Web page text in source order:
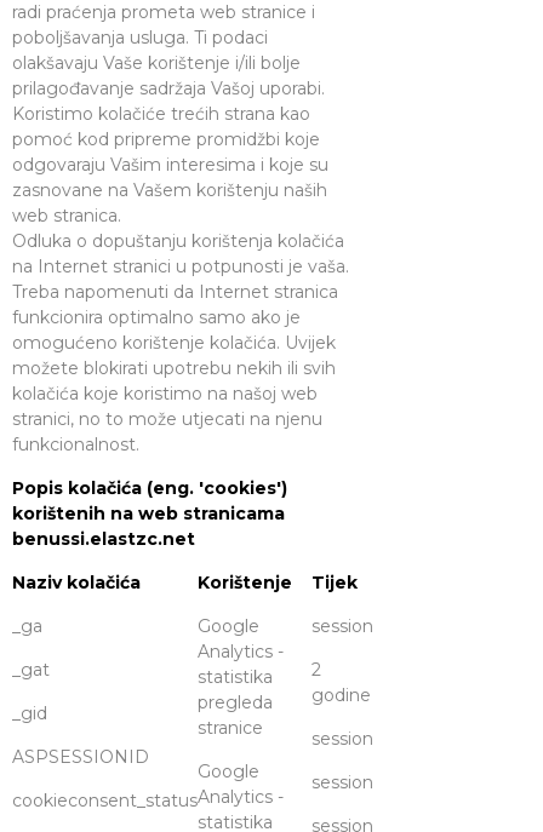
radi praćenja prometa web stranice i
poboljšavanja usluga. Ti podaci
olakšavaju Vaše korištenje i/ili bolje
prilagođavanje sadržaja Vašoj uporabi.
Koristimo kolačiće trećih strana kao
pomoć kod pripreme promidžbi koje
odgovaraju Vašim interesima i koje su
zasnovane na Vašem korištenju naših
web stranica.
Odluka o dopuštanju korištenja kolačića
na Internet stranici u potpunosti je vaša.
Treba napomenuti da Internet stranica
funkcionira optimalno samo ako je
omogućeno korištenje kolačića. Uvijek
možete blokirati upotrebu nekih ili svih
kolačića koje koristimo na našoj web
stranici, no to može utjecati na njenu
funkcionalnost.
Popis kolačića (eng. 'cookies')
korištenih na web stranicama
benussi.elastzc.net
Naziv kolačića
_ga
_gat
_gid
ASPSESSIONID
cookieconsent_status
Korištenje
Google
Analytics -
statistika
pregleda
stranice
Google
Analytics -
statistika
Tijek
session
2
godine
session
session
session